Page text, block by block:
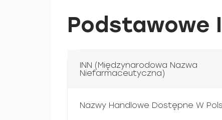
Podstawowe
INN (Międzynarodowa Nazwa
Niefarmaceutyczna)
Nazwy Handlowe Dostępne W